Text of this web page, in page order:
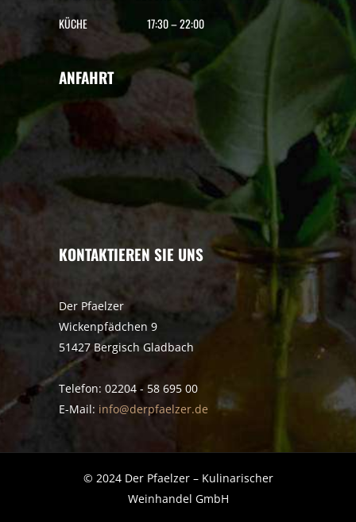
KÜCHE 17:30–22:00
ANFAHRT
KONTAKTIEREN SIE UNS
Der Pfaelzer
Wickenpfädchen 9
51427 Bergisch Gladbach
Telefon: 02204 - 58 695 00
E-Mail: info@derpfaelzer.de
© 2024 Der Pfaelzer – Kulinarischer
Weinhandel GmbH